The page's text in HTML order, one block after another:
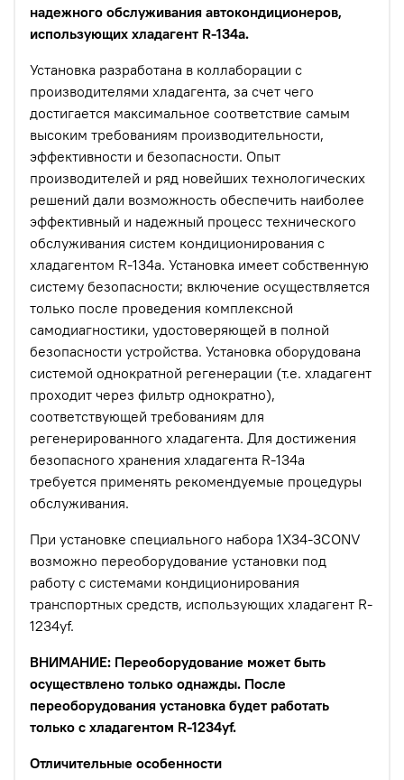
надежного обслуживания автокондиционеров,
использующих хладагент R-134a.
Установка разработана в коллаборации с
производителями хладагента, за счет чего
достигается максимальное соответствие самым
высоким требованиям производительности,
эффективности и безопасности. Опыт
производителей и ряд новейших технологических
решений дали возможность обеспечить наиболее
эффективный и надежный процесс технического
обслуживания систем кондиционирования с
хладагентом R-134a. Установка имеет собственную
систему безопасности; включение осуществляется
только после проведения комплексной
самодиагностики, удостоверяющей в полной
безопасности устройства. Установка оборудована
системой однократной регенерации (т.е. хладагент
проходит через фильтр однократно),
соответствующей требованиям для
регенерированного хладагента. Для достижения
безопасного хранения хладагента R-134a
требуется применять рекомендуемые процедуры
обслуживания.
При установке специального набора 1X34-3CONV
возможно переоборудование установки под
работу с системами кондиционирования
транспортных средств, использующих хладагент R-
1234yf.
ВНИМАНИЕ: Переоборудование может быть
осуществлено только однажды. После
переоборудования установка будет работать
только с хладагентом R-1234yf.
Отличительные особенности